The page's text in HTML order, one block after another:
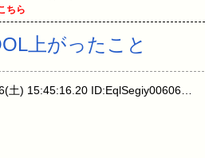
ちら
上がったこと
土) 15:45:16.20 ID:EqlSegiy00606…